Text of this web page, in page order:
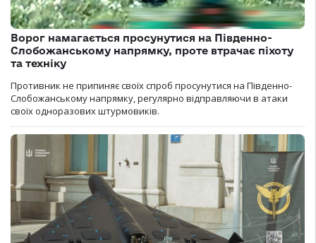
Ворог намагається просунутися на Південно-
Слобожанському напрямку, проте втрачає піхоту
та техніку
Противник не припиняє своїх спроб просунутися на Південно-
Слобожанському напрямку, регулярно відправляючи в атаки
своїх одноразових штурмовиків.